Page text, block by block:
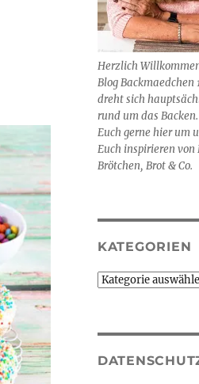
Herzlich
Blog Backmaedchen
dreht sich
rund um das
Euch gerne hier um
Euch inspirieren von
Brötchen, Brot & Co.
KATEGORIEN
Kategorien